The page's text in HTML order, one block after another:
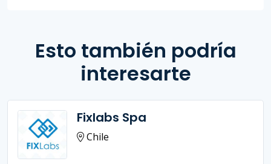
Esto también podría
interesarte
Fixlabs Spa
Chile